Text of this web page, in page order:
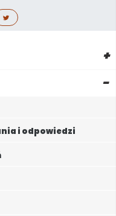
+
-
i odpowiedzi